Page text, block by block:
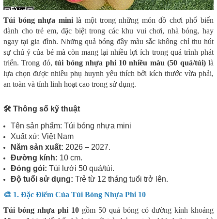
Túi bóng nhựa minilà một trong những món đồ chơi phổ biến
dành cho trẻ em, đặc biệt trong các khu vui chơi, nhà bóng, hay
ngay tại gia đình. Những quả bóng đầy màu sắc không chỉ thu hút
sự chú ý của bé mà còn mang lại nhiều lợi ích trong quá trình phát
triển. Trong đó,túi bóng nhựa phi 10 nhiều màu (50 quả/túi)là
lựa chọn được nhiều phụ huynh yêu thích bởi kích thước vừa phải,
an toàn và tính linh hoạt cao trong sử dụng.
🛠️ Thông số kỹ thuật
Tên sản phẩm: Túi bóng nhựa mini
Xuất xứ: Việt Nam
Năm sản xuất: 2026 – 2027.
Đường kính: 10 cm.
Đóng gói: Túi lưới 50 quả/túi.
Độ tuổi sử dụng: Trẻ từ 12 tháng tuổi trở lên.
🎨 1. Đặc Điểm Của Túi Bóng Nhựa Phi 10
Túi bóng nhựa phi 10 gồm 50 quả bóng có đường kính khoảng